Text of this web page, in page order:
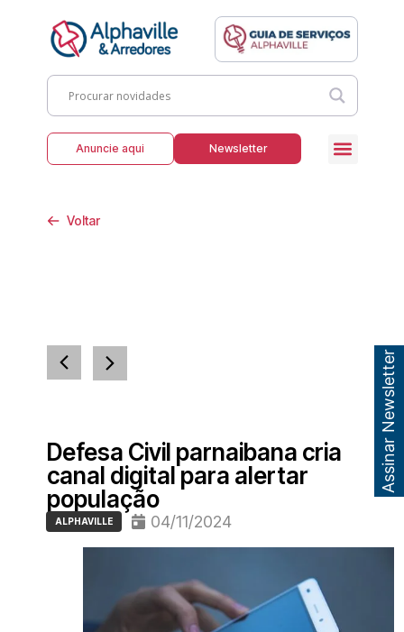
Anuncie aqui Newsletter
Voltar
Defesa Civil parnaibana cria
canal digital para alertar
população
ALPHAVILLE 04/11/2024
Assinar Newsletter